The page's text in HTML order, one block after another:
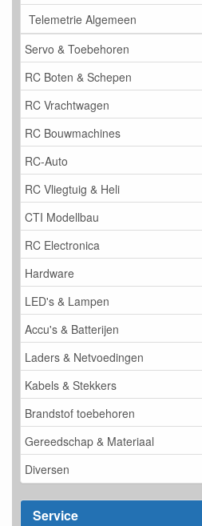
Telemetrie Algemeen
Servo & Toebehoren
RC Boten & Schepen
RC Vrachtwagen
RC Bouwmachines
RC-Auto
RC Vliegtuig & Heli
CTI Modellbau
RC Electronica
Hardware
LED's & Lampen
Accu's & Batterijen
Laders & Netvoedingen
Kabels & Stekkers
Brandstof toebehoren
Gereedschap & Materiaal
Diversen
Service